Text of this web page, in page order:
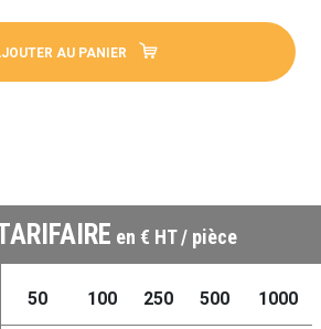
AU PANIER
en € HT / pièce
50 100 250 500 1000